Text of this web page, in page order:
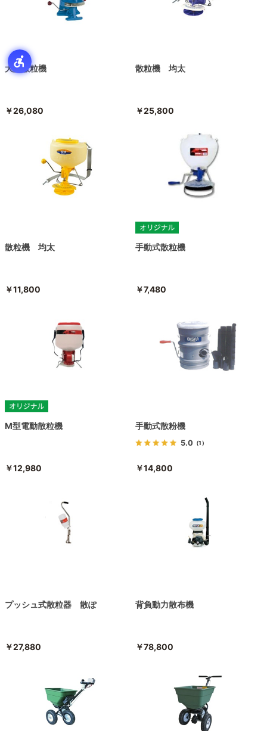
大型散粒機
￥26,080
散粒機 均太
￥25,800
散粒機 均太
￥11,800
手動式散粒機
￥7,480
M型電動散粒機
￥12,980
手動式散粉機
5.0 （1）
￥14,800
プッシュ式散粒器 散ぽ
￥27,880
背負動力散布機
￥78,800